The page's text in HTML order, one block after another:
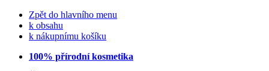
Zpět do hlavního menu
k obsahu
k nákupnímu košíku
100% přírodní kosmetika